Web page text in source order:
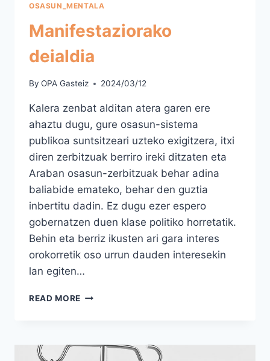
OSASUN_MENTALA
Manifestaziorako
deialdia
By OPA Gasteiz 2024/03/12
Kalera zenbat alditan atera garen ere
ahaztu dugu, gure osasun-sistema
publikoa suntsitzeari uzteko exigitzera, itxi
diren zerbitzuak berriro ireki ditzaten eta
Araban osasun-zerbitzuak behar adina
baliabide emateko, behar den guztia
inbertitu dadin. Ez dugu ezer espero
gobernatzen duen klase politiko horretatik.
Behin eta berriz ikusten ari gara interes
orokorretik oso urrun dauden interesekin
lan egiten…
READ MORE MANIFESTAZIORAKO